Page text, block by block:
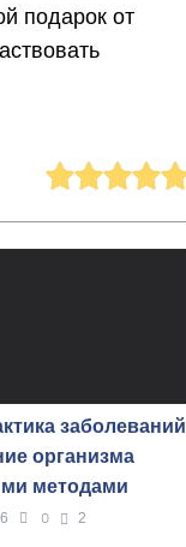
подарок от
заболеваний
организма
методами
0 2